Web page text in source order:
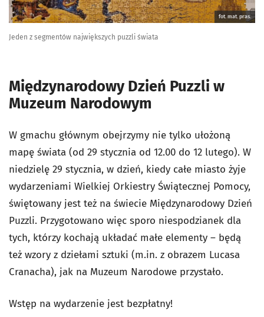
fot. mat. pras.
Jeden z segmentów największych puzzli świata
Międzynarodowy Dzień Puzzli w
Muzeum Narodowym
W gmachu głównym obejrzymy nie tylko ułożoną
mapę świata (od 29 stycznia od 12.00 do 12 lutego). W
niedzielę 29 stycznia, w dzień, kiedy całe miasto żyje
wydarzeniami Wielkiej Orkiestry Świątecznej Pomocy,
świętowany jest też na świecie Międzynarodowy Dzień
Puzzli. Przygotowano więc sporo niespodzianek dla
tych, którzy kochają układać małe elementy – będą
też wzory z dziełami sztuki (m.in. z obrazem Lucasa
Cranacha), jak na Muzeum Narodowe przystało.
Wstęp na wydarzenie jest bezpłatny!